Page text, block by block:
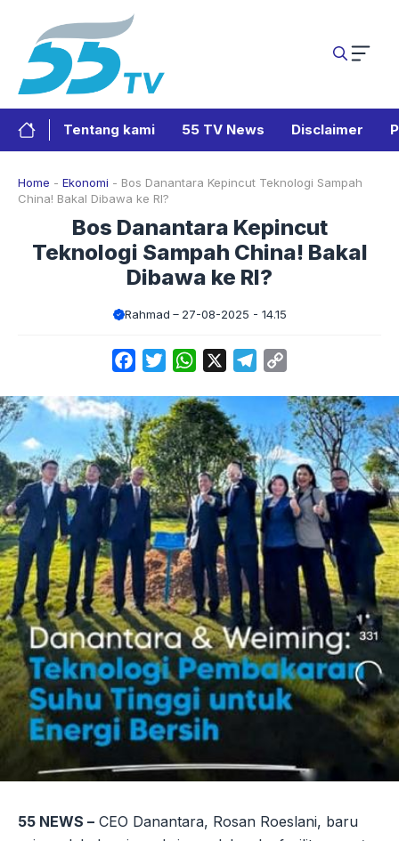
Tentang kami 55 TV News Disclaimer
Home - Ekonomi - Bos Danantara Kepincut Teknologi Sampah
China! Bakal Dibawa ke RI?
Bos Danantara Kepincut
Teknologi Sampah China! Bakal
Dibawa ke RI?
Rahmad 27-08-2025 - 14.15
FacebookTwitterWhatsApp Telegram
55 NEWS – CEO Danantara, Rosan Roeslani, baru